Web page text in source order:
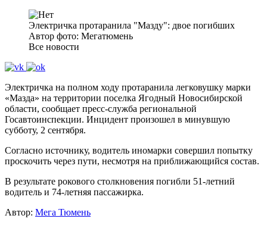
Электричка протаранила "Мазду": двое погибших
Автор фото: Мегатюмень
Все новости
Электричка на полном ходу протаранила легковушку марки
«Мазда» на территории поселка Ягодный Новосибирской
области, сообщает пресс-служба региональной
Госавтоинспекции. Инцидент произошел в минувшую
субботу, 2 сентября.
Согласно источнику, водитель иномарки совершил попытку
проскочить через пути, несмотря на приближающийся состав.
В результате рокового столкновения погибли 51-летний
водитель и 74-летняя пассажирка.
Автор: Мега Тюмень